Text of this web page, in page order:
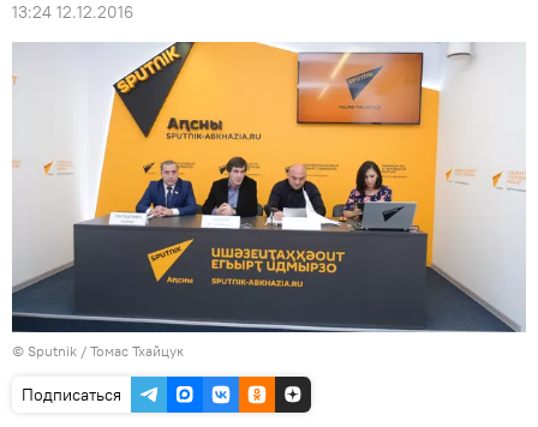
13:24 12.12.2016
© Sputnik / Томас Тхайцук
Подписаться